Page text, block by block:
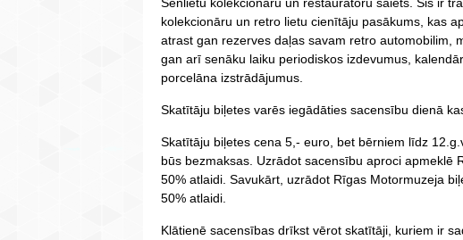
kolekcionāru un retro lietu cienītāju pasākums, kas
atrast gan rezerves daļas savam retro automobilim,
gan arī senāku laiku periodiskos izdevumus,
porcelāna izstrādājumus.
Skatītāju biļetes varēs iegādāties sacensību dienā
Skatītāju biļetes cena 5,- euro, bet bērniem līdz
būs bezmaksas. Uzrādot sacensību aproci apmeklē
50% atlaidi. Savukārt, uzrādot Rīgas Motormuzeja
50% atlaidi.
Klātienē sacensības drīkst vērot skatītāji, kuriem ir